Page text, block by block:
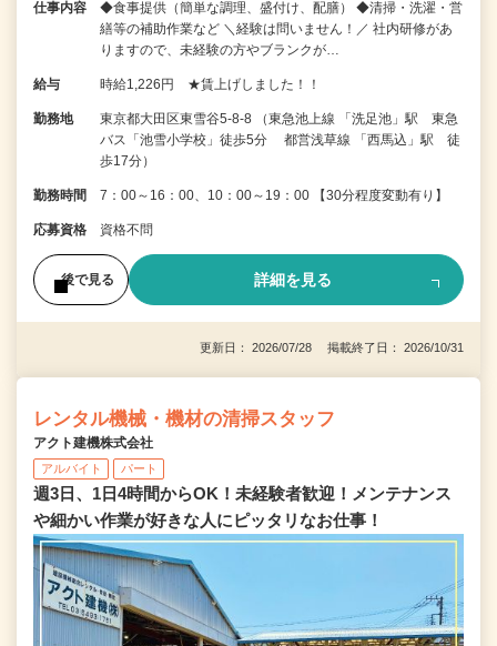
仕事内容
◆食事提供（簡単な調理、盛付け、配膳） ◆清掃・洗濯・営
繕等の補助作業など ＼経験は問いません！／ 社内研修があ
りますので、未経験の方やブランクが…
給与 時給1,226円 ★賃上げしました！！
勤務地
東京都大田区東雪谷5-8-8 （東急池上線 「洗足池」駅 東急
バス「池雪小学校」徒歩5分 都営浅草線 「西馬込」駅 徒
歩17分）
勤務時間 7：00～16：00、10：00～19：00 【30分程度変動有り】
応募資格 資格不問
後で見る 詳細を見る
更新日： 2026/07/28 掲載終了日： 2026/10/31
レンタル機械・機材の清掃スタッフ
アクト建機株式会社
アルバイト パート
週3日、1日4時間からOK！未経験者歓迎！メンテナンス
や細かい作業が好きな人にピッタリなお仕事！